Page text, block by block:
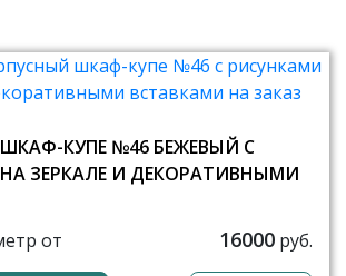
КУПЕ №46 БЕЖЕВЫЙ С
ЗЕРКАЛЕ И ДЕКОРАТИВНЫМИ
от
16000 руб.